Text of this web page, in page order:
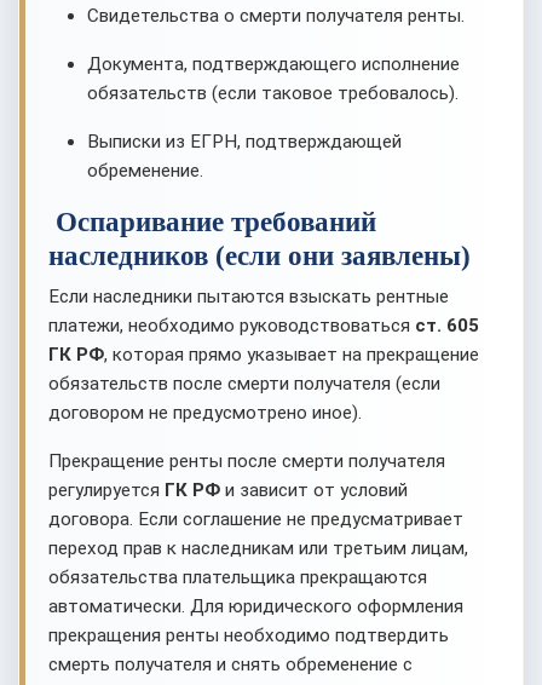
Свидетельства о смерти получателя ренты.
Документа, подтверждающего исполнение
обязательств (если таковое требовалось).
Выписки из ЕГРН, подтверждающей
обременение.
Оспаривание требований
наследников (если они заявлены)
Если наследники пытаются взыскать рентные
платежи, необходимо руководствоваться ст. 605
ГК РФ, которая прямо указывает на прекращение
обязательств после смерти получателя (если
договором не предусмотрено иное).
Прекращение ренты после смерти получателя
регулируется ГК РФ и зависит от условий
договора. Если соглашение не предусматривает
переход прав к наследникам или третьим лицам,
обязательства плательщика прекращаются
автоматически. Для юридического оформления
прекращения ренты необходимо подтвердить
смерть получателя и снять обременение с